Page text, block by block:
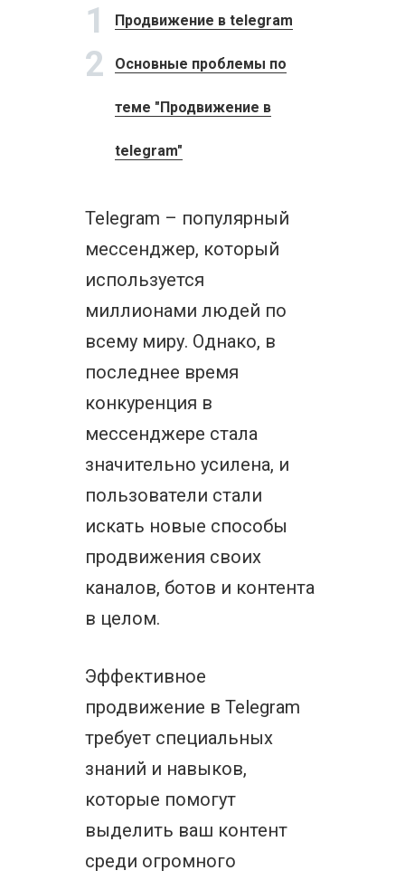
1 Продвижение в telegram
2 Основные проблемы по
теме "Продвижение в
telegram"
Telegram – популярный
мессенджер, который
используется
миллионами людей по
всему миру. Однако, в
последнее время
конкуренция в
мессенджере стала
значительно усилена, и
пользователи стали
искать новые способы
продвижения своих
каналов, ботов и контента
в целом.
Эффективное
продвижение в Telegram
требует специальных
знаний и навыков,
которые помогут
выделить ваш контент
среди огромного